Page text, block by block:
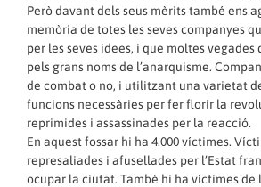
Però davant dels seus mèrits també ens
memòria de totes les seves companyes
per les seves idees, i que moltes vegades
pels grans noms de l’anarquisme.
de combat o no, i utilitzant una varietat
funcions necessàries per fer florir la
reprimides i assassinades per la reacció.
En aquest fossar hi ha 4.000 víctimes.
represaliades i afusellades per l’Estat
ocupar la ciutat. També hi ha víctimes de